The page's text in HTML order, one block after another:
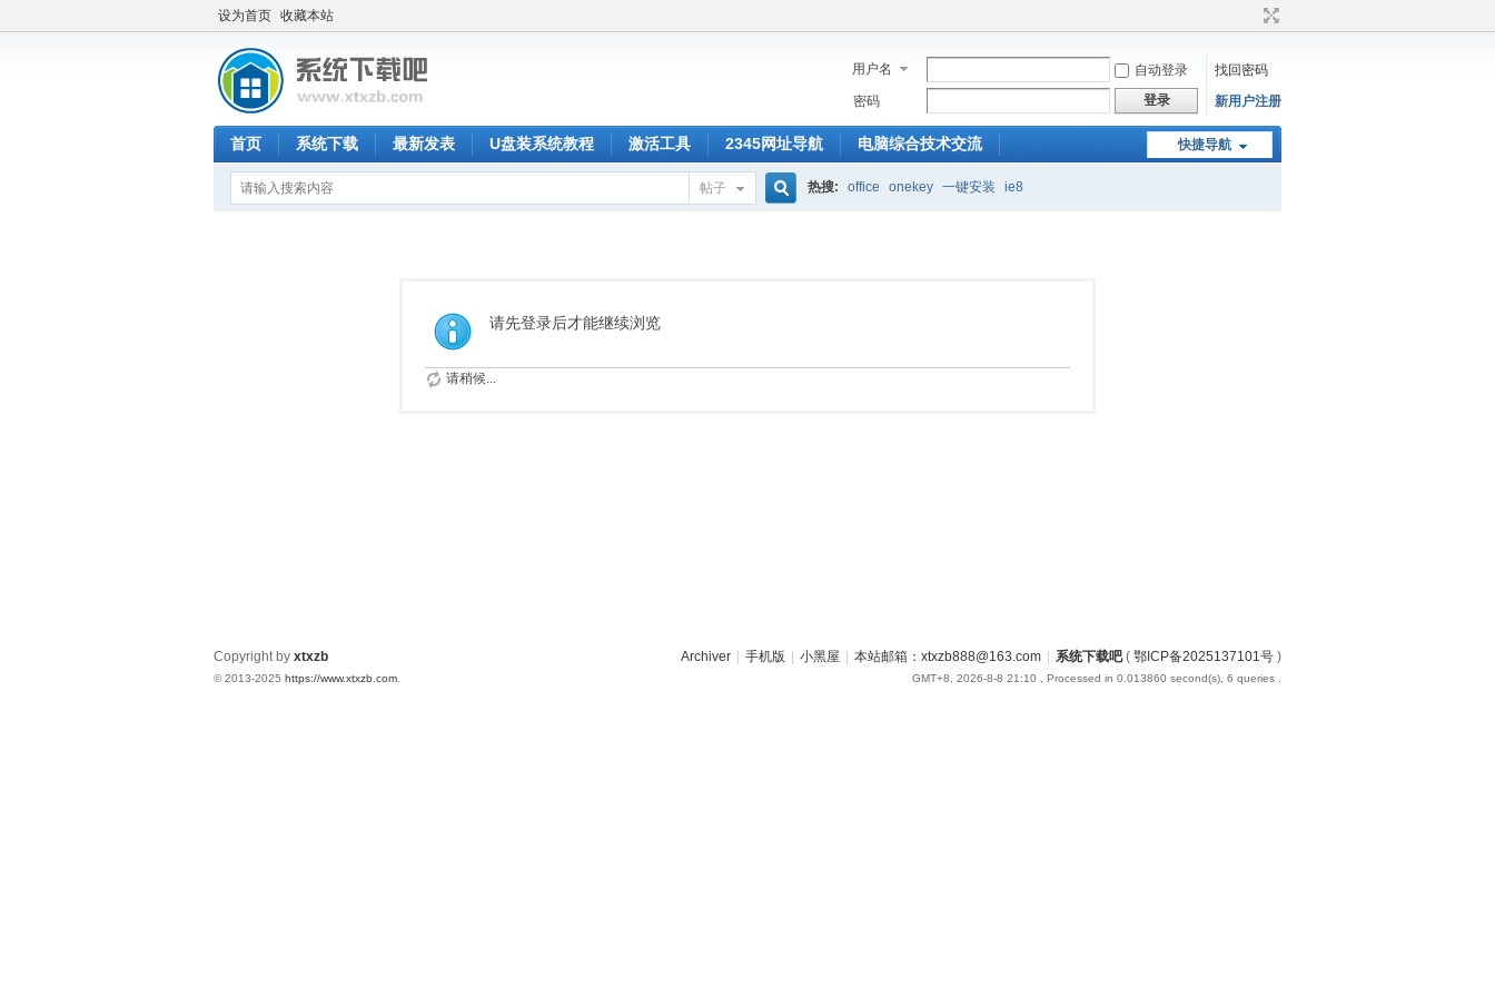
设为首页 收藏本站
用户名 自动登录
找回密码
密码
登录 新用户注册
快捷导航
首页 系统下载 最新发表 U盘装系统教程 激活工具 2345网址导航 电脑综合技术交流
帖子 热搜: office onekey 一键安装 ie8
请先登录后才能继续浏览
请稍候...
Archiver 手机版 小黑屋 本站邮箱：xtxzb888@163.com 系统下载吧( 鄂ICP备2025137101号 )
GMT+8, 2026-8-8 21:10 , Processed in 0.013860 second(s), 6 queries .
Copyright by xtxzb
© 2013-2025 https://www.xtxzb.com